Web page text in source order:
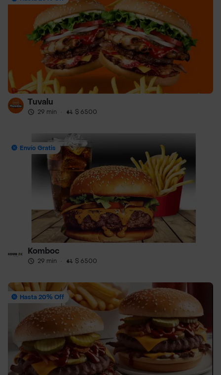
Tuvalu
29 min · $ 6500
Envío Gratis
Komboc
29 min · $ 6500
Hasta 20% Off